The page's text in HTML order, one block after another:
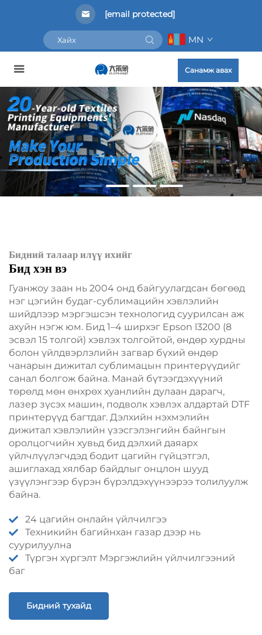
[email protected]
MN
Санамж авах
Бидний талаар илүү ихийг
Бид хэн вэ
Гуанжоу заан нь 2004 онд байгуулагдсан бөгөөд
нэг цэгийн будаг-сублимацийн хэвлэлийн
шийдлээр мэргэшсэн технологид суурилсан аж
ахуйн нэгж юм. Бид 1–4 ширхэг Epson l3200 (8
эсвэл 15 толгой) хэвлэх толгойтой, өндөр хурдны
болон үйлдвэрлэлийн загвар бүхий өндөр
чанарын дижитал сублимацын принтерүүдийг
санал болгож байна. Манай бүтээгдэхүүний
төрөлд мөн өнхрөх хуанлийн дулаан дарагч,
лазер зүсэх машин, подволк хэвлэх алдартай DTF
принтерүүд багтдаг. Дэлхийн нэхмэлийн
дижитал хэвлэлийн үзэсгэлэнгийн байнгын
оролцогчийн хувьд бид дэлхий даяарх
үйлчлүүлэгчдэд бодит цагийн гүйцэтгэл,
ашиглахад хялбар байдлыг онцлон шууд
үзүүлэнгээр бүрэн бүрэлдэхүүнээрээ толилуулж
байна.
24 цагийн онлайн үйлчилгээ
Техникийн багийнхан газар дээр нь
суурилуулна
Түргэн хүргэлт Мэргэжлийн үйлчилгээний
баг
Бидний тухайд